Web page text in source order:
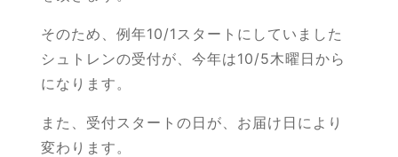
そのため、例年10/1スタートにしていました
シュトレンの受付が、今年は10/5木曜日から
になります。
また、受付スタートの日が、お届け日により
変わります。